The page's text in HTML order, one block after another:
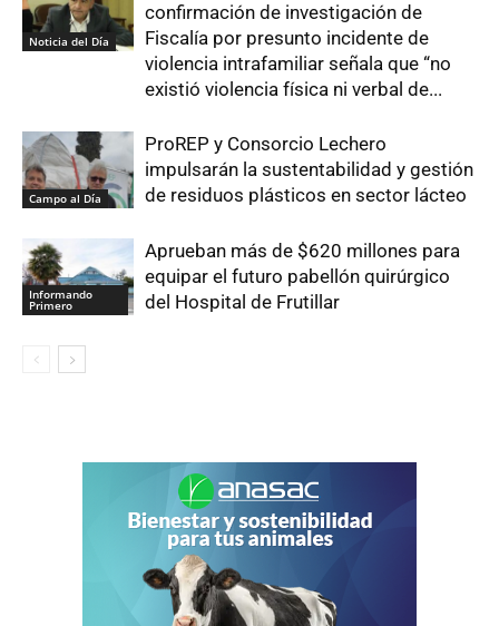
Noticia del Día
confirmación de investigación de
Fiscalía por presunto incidente de
violencia intrafamiliar señala que “no
existió violencia física ni verbal de...
Campo al Día
ProREP y Consorcio Lechero
impulsarán la sustentabilidad y gestión
de residuos plásticos en sector lácteo
Informando
Primero
Aprueban más de $620 millones para
equipar el futuro pabellón quirúrgico
del Hospital de Frutillar